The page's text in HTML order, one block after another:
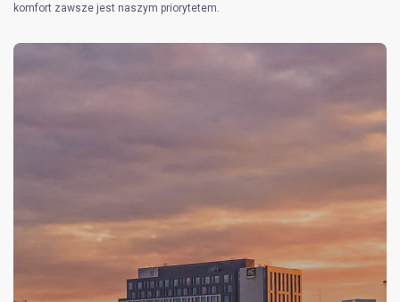
komfort zawsze jest naszym priorytetem.